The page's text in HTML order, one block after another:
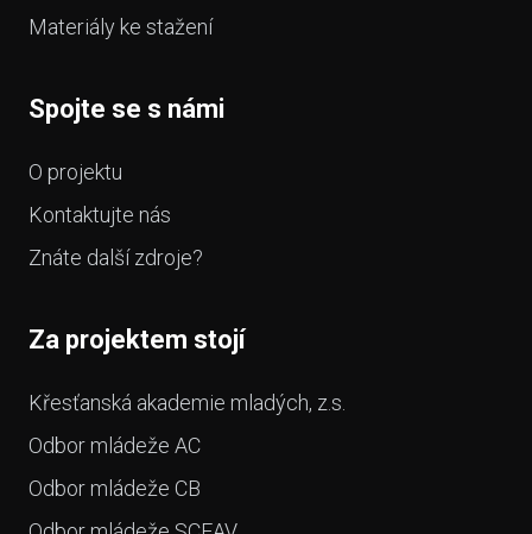
Materiály ke stažení
Spojte se s námi
O projektu
Kontaktujte nás
Znáte další zdroje?
Za projektem stojí
Křesťanská akademie mladých, z.s.
Odbor mládeže AC
Odbor mládeže CB